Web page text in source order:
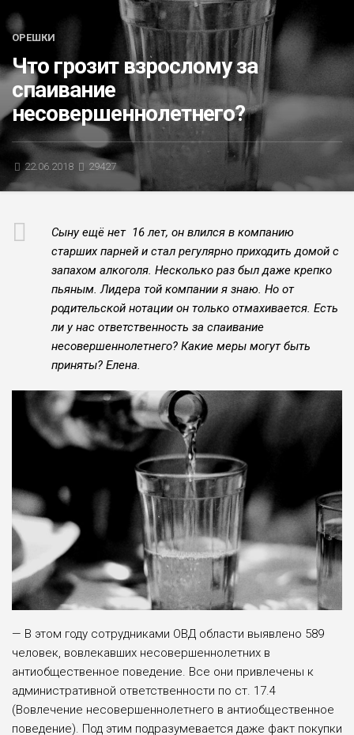
БЛИЦ-ОПРОС
АФИША
ОРЕШКИ
Что грозит взрослому за
спаивание
несовершеннолетнего?
22.06.2018 29427
Сыну ещё нет 16 лет, он влился в компанию
старших пар­ней и стал регулярно приходить домой с
запахом алкого­ля. Несколько раз был даже крепко
пьяным. Лидера той компании я знаю. Но от
родительской нотации он только отмахивается. Есть
ли у нас ответственность за спаивание
несовершеннолетнего? Какие меры могут быть
приняты? Елена.
— В этом году сотрудника­ми ОВД области выявлено 589
человек, вовлекавших несовершен­нолетних в
антиобществен­ное поведение. Все они при­влечены к
административной ответственности по ст. 17.4
(Вовлечение несовершенно­летнего в антиобщественное
поведение). Под этим подразумевается даже факт покуп­ки